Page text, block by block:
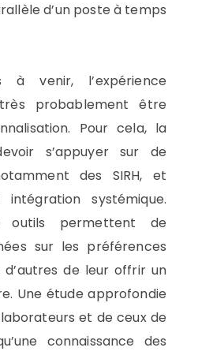
d’un poste à temps
à venir, l’expérience
probablement être
Pour cela, la
s’appuyer sur de
des SIRH, et
systémique.
outils permettent de
sur les préférences
de leur offrir un
Une étude approfondie
et de ceux de
connaissance des